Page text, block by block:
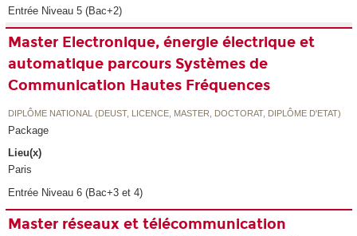
Entrée Niveau 5 (Bac+2)
Master Electronique, énergie électrique et
automatique parcours Systèmes de
Communication Hautes Fréquences
DIPLÔME NATIONAL (DEUST, LICENCE, MASTER, DOCTORAT, DIPLÔME D'ETAT)
Package
Lieu(x)
Paris
Entrée Niveau 6 (Bac+3 et 4)
Master réseaux et télécommunication